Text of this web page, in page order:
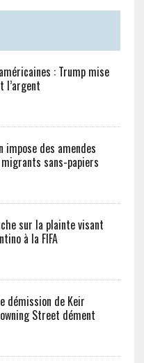
: Trump mise
l’argent
impose des amendes
sans-papiers
sur la plainte visant
à la FIFA
démission de Keir
Street dément